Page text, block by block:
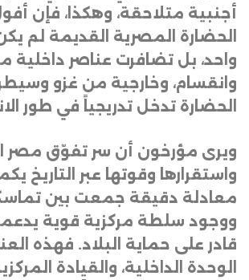
أجنبية متلاحقة، وهكذا، فإن
الحضارة المصرية القديمة لم
واحد، بل تضافرت عناصر
وانقسام، وخارجية من غزو
الحضارة تدخل تدريجياً في طور
ويرى مؤرخون أن سر تفوّق مصر
واستقرارها وقوتها عبر التاريخ
معادلة دقيقة جمعت بين
ووجود سلطة مركزية قوية
قادر على حماية البلاد. فهذه
الوحدة الداخلية، والقيادة